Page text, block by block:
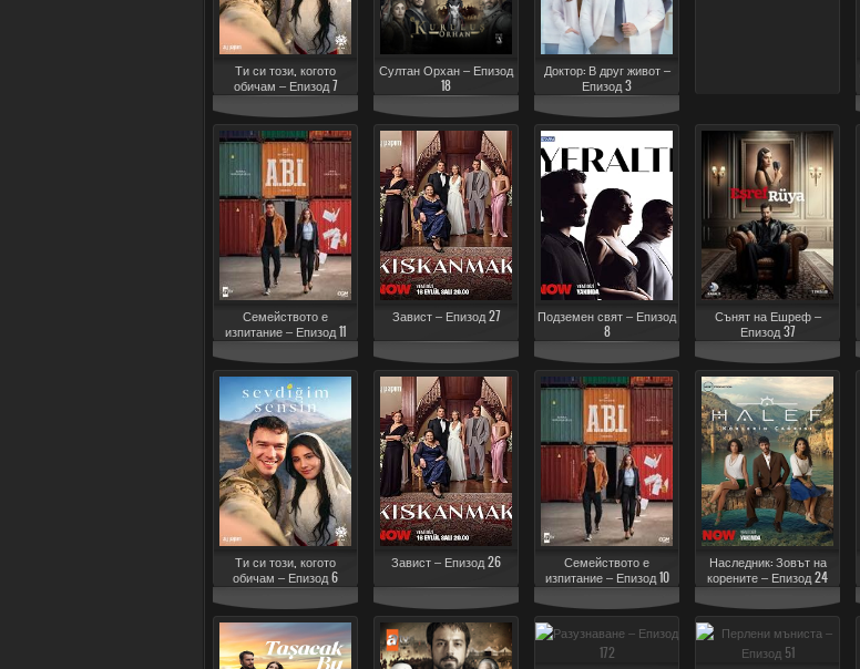
Ти си този, когото
обичам – Епизод 7
Султан Орхан – Епизод
18
Доктор: В друг живот –
Епизод 3
Семейството е
изпитание – Епизод 11
Завист – Епизод 27
Подземен свят – Епизод
8
Сънят на Ешреф –
Епизод 37
Ти си този, когото
обичам – Епизод 6
Завист – Епизод 26
Семейството е
изпитание – Епизод 10
Наследник: Зовът на
корените – Епизод 24